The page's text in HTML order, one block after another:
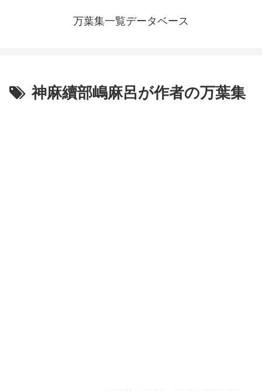
万葉集一覧データベース
神麻續部嶋麻呂が作者の万葉集